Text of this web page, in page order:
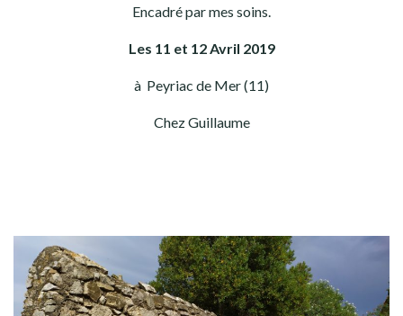
Encadré par mes soins.
Les 11 et 12 Avril 2019
à Peyriac de Mer (11)
Chez Guillaume